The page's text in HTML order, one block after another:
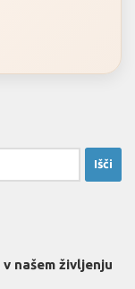
našem življenju